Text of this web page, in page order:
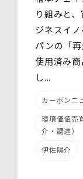
当社は、上
す。個人情
管理水準を
委託先には必
6.安全管理措置
従って、個
定義された
を適切に取
また、個人
り組みと
ジネスイ
パンの「
使用済み
し...
カーボンニ
環境価値売
介・調達）
伊佐陽介